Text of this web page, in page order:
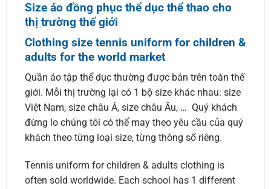
Size áo đồng phục thể dục thể thao cho
thị trường thế giới
Clothing size tennis uniform for children &
adults for the world market
Quần áo tập thể dục thường được bán trên toàn thế
giới. Mỗi thị trường lại có 1 bộ size khác nhau: size
Việt Nam, size châu Á, size châu Âu, … Quý khách
đừng lo chúng tôi có thể may theo yêu cầu của quý
khách theo từng loại size, từng thông số riêng.
Tennis uniform for children & adults clothing is
often sold worldwide. Each school has 1 different